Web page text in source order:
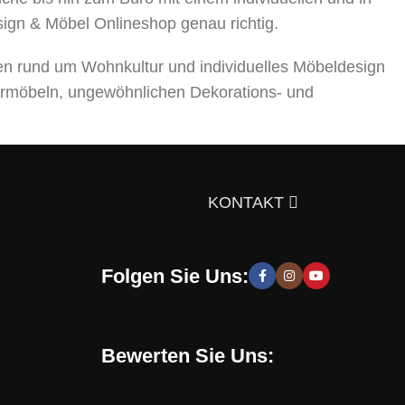
& Möbel Onlineshop genau richtig.
rund um Wohnkultur und individuelles Möbeldesign
ungewöhnlichen Dekorations- und
und stilvolle Lösungen, die Sie zur Schaffung
zu entwickeln. Sie erhalten speziell für Sie
KONTAKT
Folgen Sie Uns:
Bewerten Sie Uns: